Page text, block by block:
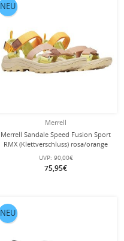
Merrell
Merrell Sandale Speed Fusion Sport
RMX (Klettverschluss) rosa/orange
Damen
UVP: 90,00€
75,95€
NEU
NEU